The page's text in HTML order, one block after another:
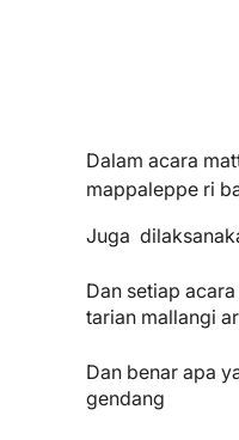
Dalam acara
mappaleppe ri
Juga
Dan setiap
tarian mallangi
Dan benar apa
gendang